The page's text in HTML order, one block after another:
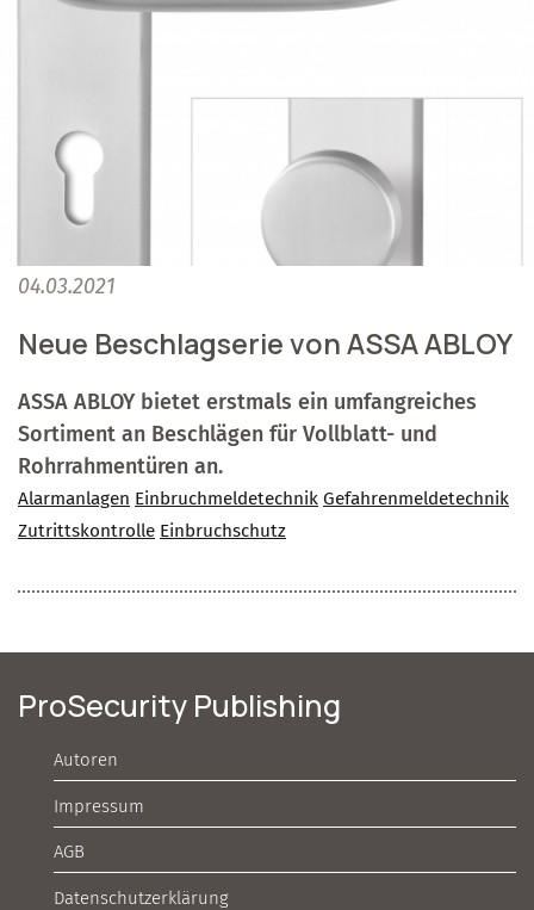
04.03.2021
Neue Beschlagserie von ASSA ABLOY
ASSA ABLOY bietet erstmals ein umfangreiches
Sortiment an Beschlägen für Vollblatt- und
Rohrrahmentüren an.
Alarmanlagen Einbruchmeldetechnik Gefahrenmeldetechnik
Zutrittskontrolle Einbruchschutz
ProSecurity Publishing
Autoren
Impressum
AGB
Datenschutzerklärung